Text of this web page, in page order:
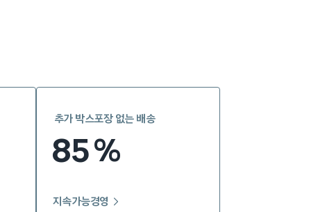
추가 박스포장 없는 배송
85%
지속가능경영